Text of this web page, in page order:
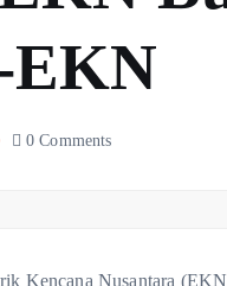
EKN
0 Comments
Kencana Nusantara